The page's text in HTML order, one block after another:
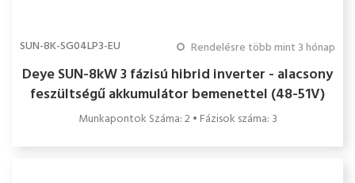
SUN-8K-SG04LP3-EU Rendelésre több mint 3 hónap
Deye SUN-8kW 3 fázisú hibrid inverter - alacsony
feszültségű akkumulátor bemenettel (48-51V)
Munkapontok Száma: 2 • Fázisok száma: 3